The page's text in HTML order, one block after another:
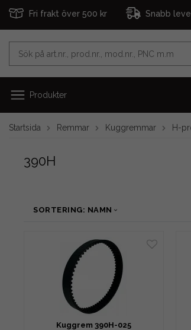
Fri frakt över 500 kr Snabb
Produkter
Startsida Remmar Kuggremmar H-
390H
SORTERING: NAMN
Kuggrem 390H-025